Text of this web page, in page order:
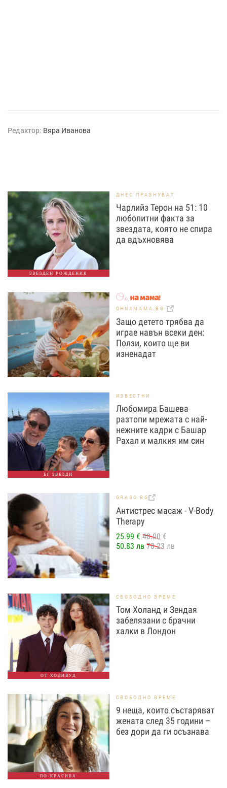
Редактор: Вяра Иванова
ЗВЕЗДЕН РОЖДЕНИК
ДНЕС ПРАЗНУВАТ
Чарлийз Терон на 51: 10
любопитни факта за
звездата, която не спира
да вдъхновява
OHNAMAMA.BG
Защо детето трябва да
играе навън всеки ден:
Ползи, които ще ви
изненадат
БГ ЗВЕЗДИ
ИЗВЕСТНИ
Любомира Башева
разтопи мрежата с най-
нежните кадри с Башар
Рахал и малкия им син
GRABO.BG
Антистрес масаж - V-Body
Therapy
25.99 € 40.00 €
50.83 лв 78.23 лв
ОТ ХОЛИВУД
СВОБОДНО ВРЕМЕ
Том Холанд и Зендая
забелязани с брачни
халки в Лондон
ПО-КРАСИВА
СВОБОДНО ВРЕМЕ
9 неща, които състаряват
жената след 35 години –
без дори да ги осъзнава